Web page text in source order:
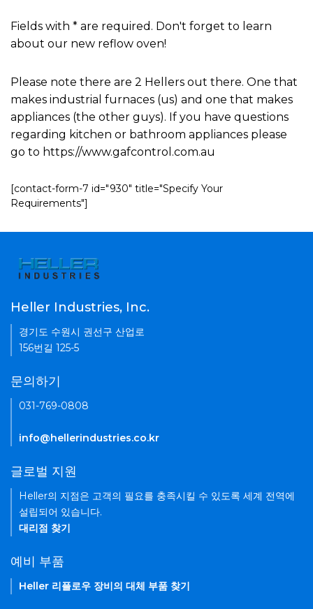
Fields with * are required. Don't forget to learn
about our new reflow oven!
Please note there are 2 Hellers out there. One that
makes industrial furnaces (us) and one that makes
appliances (the other guys). If you have questions
regarding kitchen or bathroom appliances please
go to https://www.gafcontrol.com.au
[contact-form-7 id="930" title="Specify Your
Requirements"]
Heller Industries, Inc.
경기도 수원시 권선구 산업로
156번길 125-5
문의하기
031-769-0808
info@hellerindustries.co.kr
글로벌 지원
Heller의 지점은 고객의 필요를 충족시킬 수 있도록 세계 전역에
설립되어 있습니다.
대리점 찾기
예비 부품
Heller 리플로우 장비의 대체 부품 찾기